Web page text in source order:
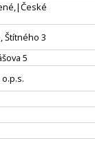
Štítného 3
5